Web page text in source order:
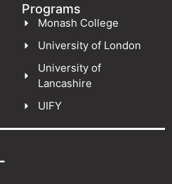
Programs
Monash College
University of London
University of
Lancashire
UIFY